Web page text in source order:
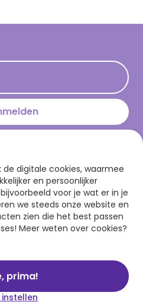
digitale cookies, waarmee
en persoonlijker
voor je wat er in je
we steeds onze website en
zien die het best passen
Meer weten over cookies?
prima!
instellen